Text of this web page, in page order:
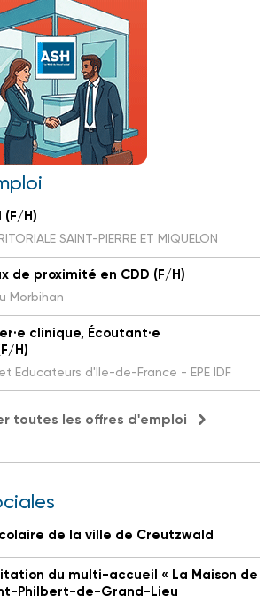
(F/H)
SAINT-PIERRE ET MIQUELON
de proximité en CDD (F/H)
Morbihan
clinique, Écoutant·e
H)
Educateurs d'Ile-de-France - EPE IDF
toutes les offres d'emploi
de la ville de Creutzwald
du multi-accueil « La Maison de
Philbert-de-Grand-Lieu